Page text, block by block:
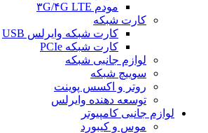
مودم ۳G/۴G LTE
کارت شبکه
کارت شبکه وایرلس USB
کارت شبکه PCIe
لوازم جانبی شبکه
سوییچ شبکه
روتر و اکسس پوینت
توسعه دهنده وایرلس
لوازم جانبی کامپیوتر
موس و کیبورد